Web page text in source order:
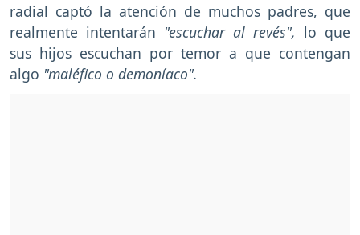
radial captó la atención de muchos padres, que
realmente intentarán "escuchar al revés", lo que
sus hijos escuchan por temor a que contengan
algo "maléfico o demoníaco".